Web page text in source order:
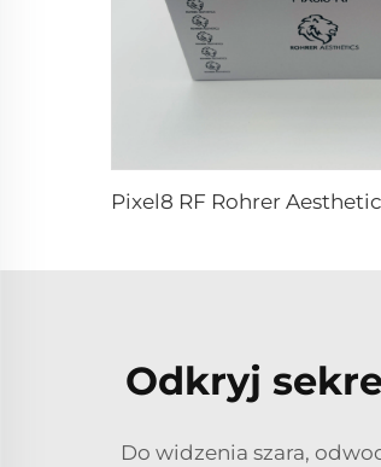
Odkryj
Do widzenia szara,